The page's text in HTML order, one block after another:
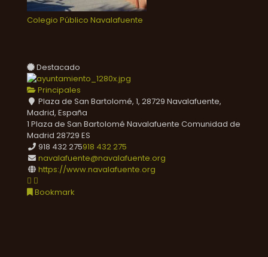
Colegio Público Navalafuente
Destacado
Principales
Plaza de San Bartolomé, 1, 28729 Navalafuente,
Madrid, España
1 Plaza de San Bartolomé Navalafuente Comunidad de
Madrid 28729 ES
918 432 275918 432 275
navalafuente@navalafuente.org
https://www.navalafuente.org
Bookmark